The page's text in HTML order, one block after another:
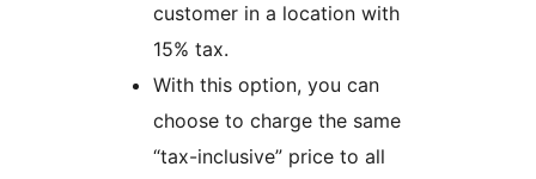
customer in a location with
15% tax.
With this option, you can
choose to charge the same
“tax-inclusive” price to all